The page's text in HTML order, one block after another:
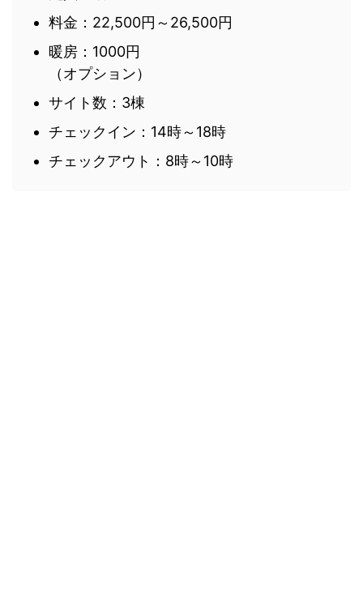
料金：22,500円～26,500円
暖房：1000円
（オプション）
サイト数：3棟
チェックイン：14時～18時
チェックアウト：8時～10時